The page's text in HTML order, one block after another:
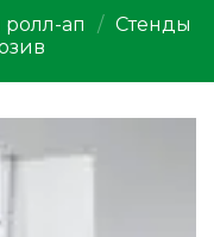
ап / Стенды